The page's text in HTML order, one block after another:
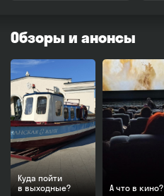
Обзоры и анонсы
Куда пойти
в выходные?
А что в кино?